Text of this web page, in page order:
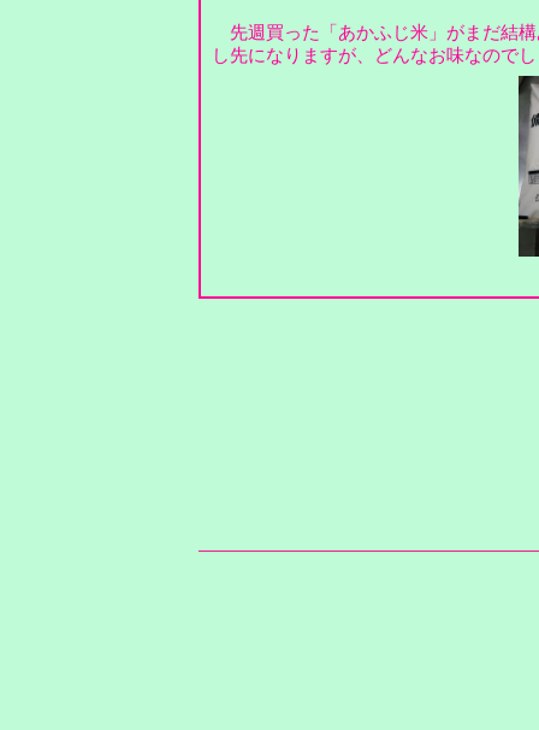
先週買った「あかふじ米」がまだ結
し先になりますが、どんなお味なので